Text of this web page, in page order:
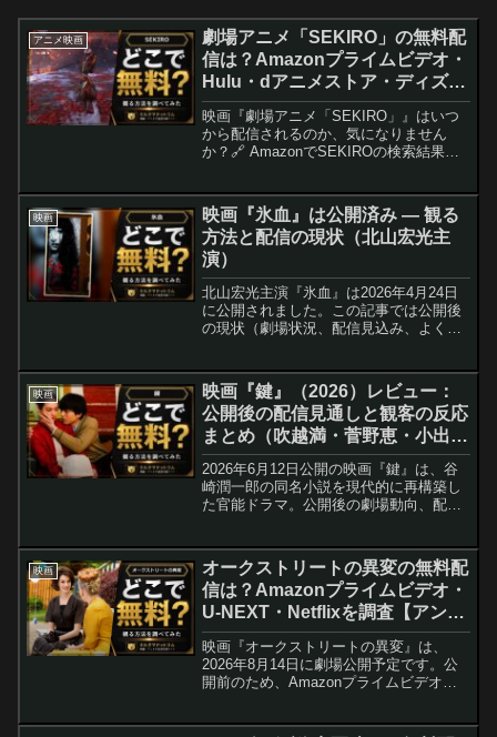
アニメ映画
劇場アニメ「SEKIRO」の無料配
信は？Amazonプライムビデオ・
Hulu・dアニメストア・ディズニ
ープラスなどの動画配信サブスク
サービスを調査【声優：未発表】
映画『劇場アニメ「SEKIRO」』はいつ
から配信されるのか、気になりません
か？🔗 AmazonでSEKIROの検索結果を
るクマ〜？ミルクマが徹底リサーチする
ク...
映画
映画『氷血』は公開済み — 観る
方法と配信の現状（北山宏光主
演）
北山宏光主演『氷血』は2026年4月24日
に公開されました。この記事では公開後
の現状（劇場状況、配信見込み、よくあ
測のみで、現時点で公式配信発表は確認
できません。
映画
映画『鍵』（2026）レビュー：
公開後の配信見通しと観客の反応
まとめ（吹越満・菅野恵・小出恵
介）
2026年6月12日公開の映画『鍵』は、谷
崎潤一郎の同名小説を現代的に再構築し
た官能ドラマ。公開後の劇場動向、配信
映画
オークストリートの異変の無料配
信は？Amazonプライムビデオ・
U-NEXT・Netflixを調査【アン・
ハサウェイ・ユアン・マクレガ
ー】
映画『オークストリートの異変』は、
2026年8月14日に劇場公開予定です。公
開前のため、Amazonプライムビデオ、